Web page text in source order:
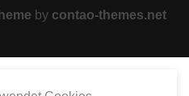
by contao-themes.net